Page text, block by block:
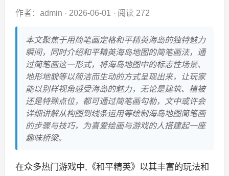
作者：admin · 2026-06-01 · 阅读 272
本文聚焦于用简笔画定格和平精英海岛的独特魅力
瞬间，同时介绍和平精英海岛地图的简笔画法，通
过简笔画这一形式，将海岛地图中的标志性场景、
地形地貌等以简洁而生动的方式呈现出来，让玩家
能以别样视角感受海岛的魅力，无论是建筑、植被
还是特殊点位，都可通过简笔画勾勒，文中或许会
详细讲解从构图到线条运用等绘制海岛地图简笔画
的步骤与技巧，为喜爱绘画与游戏的人搭建起一座
趣味桥梁。
在众多热门游戏中,《和平精英》以其丰富的玩法和